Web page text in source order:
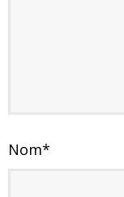
Nom*